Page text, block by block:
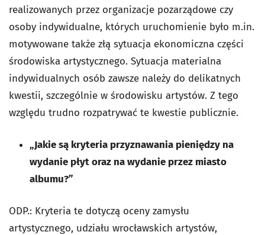
realizowanych przez organizacje pozarządowe czy
osoby indywidualne, których uruchomienie było m.in.
motywowane także złą sytuacja ekonomiczna części
środowiska artystycznego. Sytuacja materialna
indywidualnych osób zawsze należy do delikatnych
kwestii, szczególnie w środowisku artystów. Z tego
względu trudno rozpatrywać te kwestie publicznie.
„Jakie są kryteria przyznawania pieniędzy na
wydanie płyt oraz na wydanie przez miasto
albumu?”
ODP.: Kryteria te dotyczą oceny zamysłu
artystycznego, udziału wrocławskich artystów,